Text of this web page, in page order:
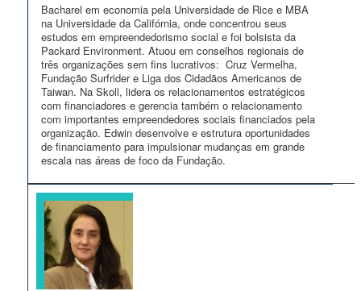
Bacharel em economia pela Universidade de Rice e MBA
na Universidade da Califórnia, onde concentrou seus
estudos em empreendedorismo social e foi bolsista da
Packard Environment. Atuou em conselhos regionais de
três organizações sem fins lucrativos: Cruz Vermelha,
Fundação Surfrider e Liga dos Cidadãos Americanos de
Taiwan. Na Skoll, lidera os relacionamentos estratégicos
com financiadores e gerencia também o relacionamento
com importantes empreendedores sociais financiados pela
organização. Edwin desenvolve e estrutura oportunidades
de financiamento para impulsionar mudanças em grande
escala nas áreas de foco da Fundação.